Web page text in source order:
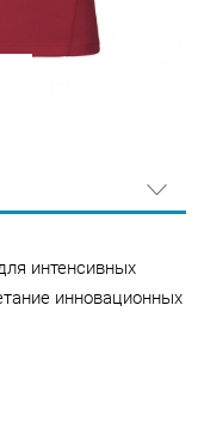
интенсивных
инновационных